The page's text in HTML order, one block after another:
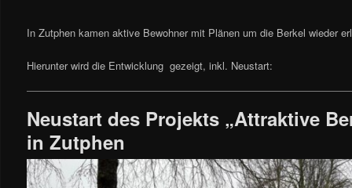
In Zutphen kamen aktive Bewohner mit Plänen um die Berkel wieder
Hierunter wird die Entwicklung gezeigt, inkl. Neustart:
Neustart des Projekts „Attraktive
in Zutphen